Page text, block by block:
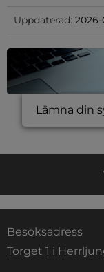
Uppdaterad:
Lämna din
Besöksadress
Torget 1 i